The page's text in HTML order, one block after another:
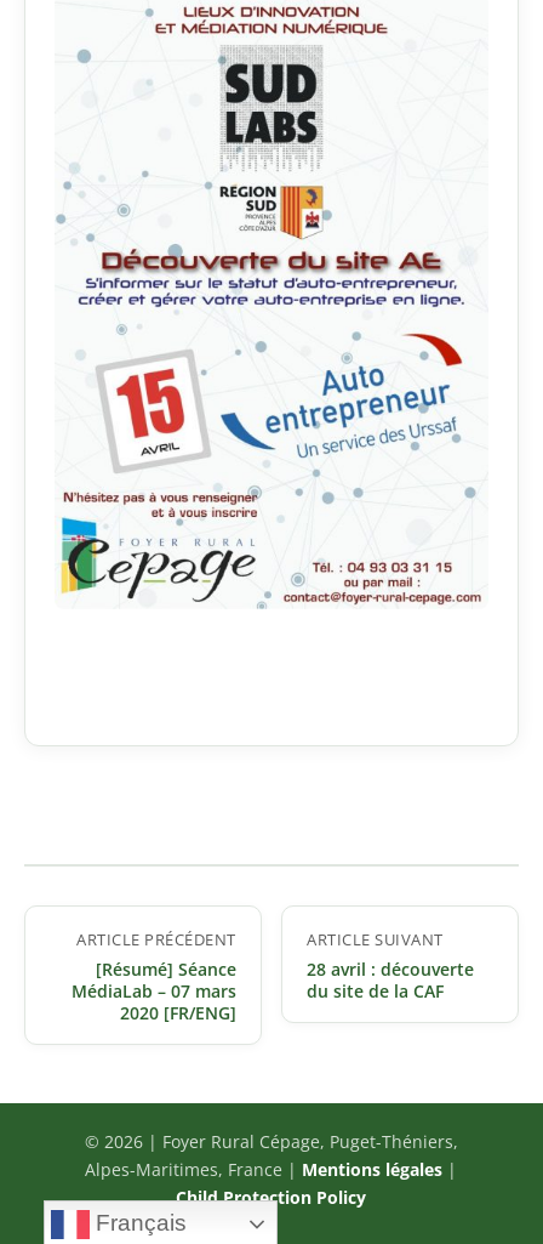
Navigation
l’article
ARTICLE PRÉCÉDENT
[Résumé] Séance
MédiaLab – 07 mars
2020 [FR/ENG]
ARTICLE SUIVANT
28 avril : découverte
du site de la CAF
© 2026 | Foyer Rural Cépage, Puget-Théniers,
Alpes-Maritimes, France | Mentions légales |
Child Protection Policy
Français